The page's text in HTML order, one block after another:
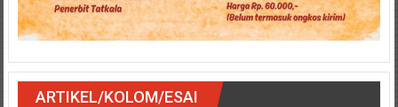
ARTIKEL/KOLOM/ESAI